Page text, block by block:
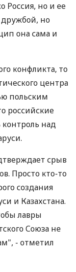
Россия, но и ее
но
она сама и
конфликта, то
центра
польским
российские
над
срыв
Просто кто-то
создания
и Казахстана.
лавры
Союза не
- отметил